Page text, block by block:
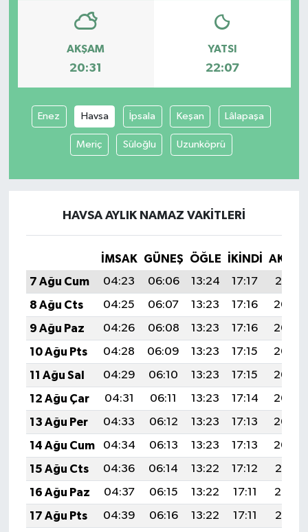
AKŞAM
20:31
YATSI
22:07
Enez Havsa İpsala Keşan Lâlapaşa
Meriç Süloğlu Uzunköprü
HAVSA AYLIK NAMAZ VAKITLERI
İMSAK GÜNEŞ ÖĞLE İKINDI
7 Ağu Cum
04:23 06:06 13:24 17:17
20:31
8 Ağu Cts
04:25 06:07 13:23 17:16
20:30
9 Ağu Paz
04:26 06:08 13:23 17:16
20:29
10 Ağu Pts
04:28 06:09 13:23 17:15
20:27
11 Ağu Sal
04:29 06:10 13:23 17:15
20:26
12 Ağu Çar
04:31 06:11 13:23 17:14
20:25
13 Ağu Per
04:33 06:12 13:23 17:13
20:23
14 Ağu Cum
04:34 06:13 13:23 17:13
20:22
15 Ağu Cts
04:36 06:14 13:22 17:12
20:21
16 Ağu Paz
04:37 06:15 13:22 17:11
20:19
17 Ağu Pts
04:39 06:16 13:22 17:11
20:18